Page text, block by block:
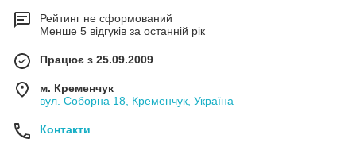
Рейтинг не сформований
Менше 5 відгуків за останній рік
Працює з 25.09.2009
м. Кременчук
вул. Соборна 18, Кременчук, Україна
Контакти